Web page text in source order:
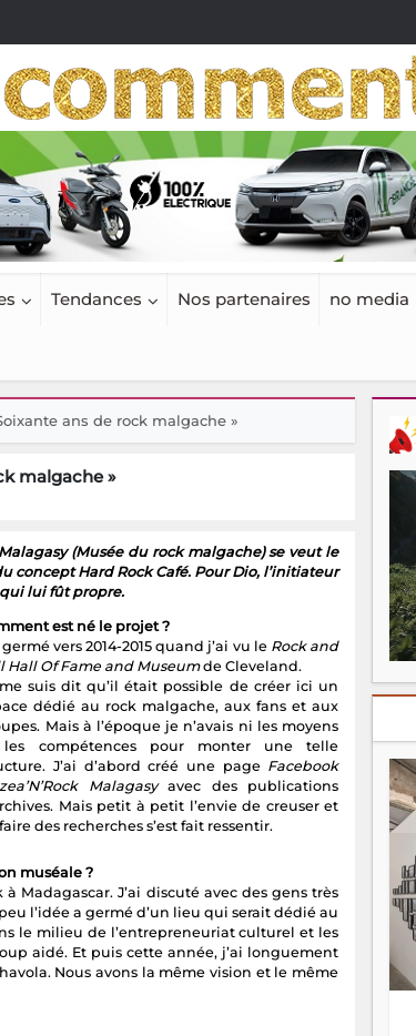
Tendances Nos partenaires no media
ans de rock malgache »
malgache »
(Musée du rock malgache) se veut le
concept Hard Rock Café. Pour Dio, l’initiateur
lui fût propre.
est né le projet ?
vers 2014-2015 quand j’ai vu le Rock and
Hall Of Fame and Museumde Cleveland.
suis dit qu’il était possible de créer ici un
dédié au rock malgache, aux fans et aux
Mais à l’époque je n’avais ni les moyens
compétences pour monter une telle
J’ai d’abord créé une page Facebook
Malagasyavec des publications
Mais petit à petit l’envie de creuser et
des recherches s’est fait ressentir.
muséale ?
Madagascar. J’ai discuté avec des gens très
l’idée a germé d’un lieu qui serait dédié au
le milieu de l’entrepreneuriat culturel et les
aidé. Et puis cette année, j’ai longuement
Nous avons la même vision et le même